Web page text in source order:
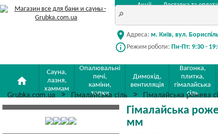
Акції Доставка та оплата
location_on Адреса: м. Київ, вул.
info_outline Режим роботи: Пн-Пт: 9:30 -
home
Сауна,
лазня,
хаммам
Опалювальні
печі,
каміни,
топки
Димохід,
вентиляція
Вагонка,
плитка,
гімалайська
сіль
Grubka.com.ua Гімалайська сіль Гімалайська
Гімалайська
мм